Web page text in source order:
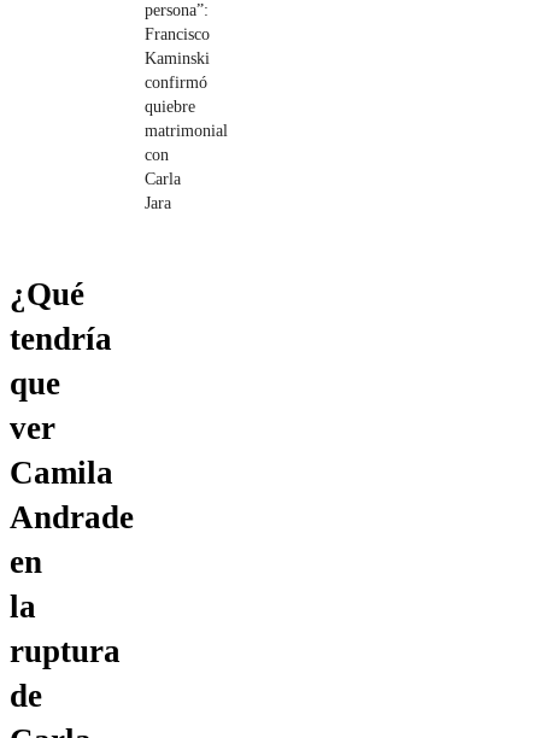
persona”:
Francisco
Kaminski
confirmó
quiebre
matrimonial
con
Carla
Jara
¿Qué
tendría
que
ver
Camila
Andrade
en
la
ruptura
de